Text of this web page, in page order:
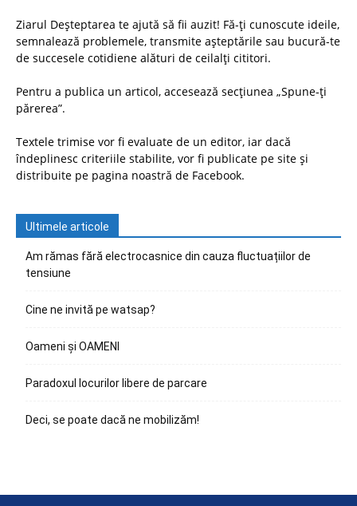
Ziarul Deșteptarea te ajută să fii auzit! Fă-ți cunoscute ideile,
semnalează problemele, transmite așteptările sau bucură-te
de succesele cotidiene alături de ceilalți cititori.
Pentru a publica un articol, accesează secțiunea „Spune-ți
părerea”.
Textele trimise vor fi evaluate de un editor, iar dacă
îndeplinesc criteriile stabilite, vor fi publicate pe site și
distribuite pe pagina noastră de Facebook.
Ultimele articole
Am rămas fără electrocasnice din cauza fluctuațiilor de
tensiune
Cine ne invită pe watsap?
Oameni și OAMENI
Paradoxul locurilor libere de parcare
Deci, se poate dacă ne mobilizăm!